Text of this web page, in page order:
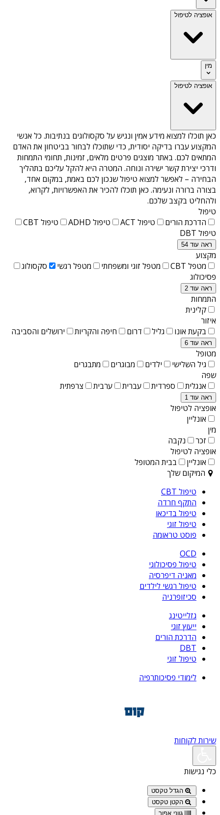
אופציה לטיפול
מין
אופציה לטיפול
כאן תוכלו למצוא מידע אמין ונגיש על סקסולוגים בנתיבות. כל אנשי
המקצוע עברו בדיקה יסודית, כדי שתוכלו לבחור בביטחון את האדם
המתאים לכם. באתר מוצגים פרטים מלאים, זמינות, תחומי התמחות
ודרכי יצירת קשר ישירה ונוחה. המטרה היא להקל עליכם בתהליך
הבחירה – לאפשר למצוא טיפול שנכון לכם באמת, במקום אחד,
בצורה ברורה ונעימה. כאן תוכלו להכיר את האפשרויות, לקרוא,
ולהחליט בקצב שלכם.
טיפול
הדרכת הורים
טיפול ACT טיפול ADHD
טיפול CBT
טיפול DBT
ראה עוד 54
מקצוע
מטפל CBT
מטפל זוגי ומשפחתי מטפל רגשי
סקסולוג
פסיכולוג
ראה עוד 2
התמחות
קלינית
איזור
בקעת אונו
גליל דרום חיפה והקריות ירושלים והסביבה
ראה עוד 6
מטופל
גיל השלישי
ילדים מבוגרים
מתבגרים
שפה
אנגלית
ספרדית עברית ערבית צרפתית
ראה עוד 1
אופציה לטיפול
אונליין
מין
זכר
נקבה
אופציה לטיפול
אונליין
בבית המטופל
המיקום שלך
טיפול CBT
התקף חרדה
טיפול בדיכאו
טיפול זוגי
פוסט טראומה
OCD
טיפול פסיכולוגי
מאניה דיפרסיה
טיפול רגשי לילדים
סכיזופרניה
גזלייטינג
ייעוץ זוגי
הדרכת הורים
DBT
טיפול זוגי
לימודי פסיכותרפיה
שירות לקוחות
כלי נגישות
הגדל טקסט
הקטן טקסט
גווני אפור